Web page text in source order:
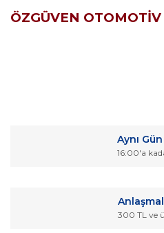
ÖZGÜVEN
Görüş ve önerileriniz için
Ürün bilgilerinde hatalar
Aynı
16:00'a
300 TL ve